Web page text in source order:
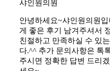
샤인원의원
안녕하세요~샤인원의원
게 좋은 후기 남겨주셔서
친절하고 만족하실 수 있
다.^^ 추가 문의사항은 톡
주시면 정확한 답변 드리